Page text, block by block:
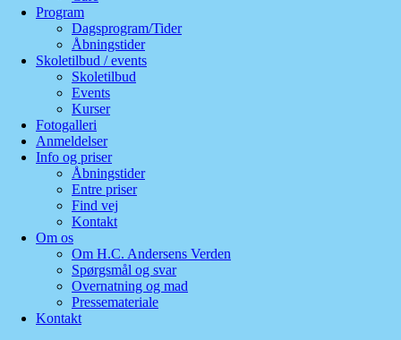
Program
Dagsprogram/Tider
Åbningstider
Skoletilbud / events
Skoletilbud
Events
Kurser
Fotogalleri
Anmeldelser
Info og priser
Åbningstider
Entre priser
Find vej
Kontakt
Om os
Om H.C. Andersens Verden
Spørgsmål og svar
Overnatning og mad
Pressemateriale
Kontakt